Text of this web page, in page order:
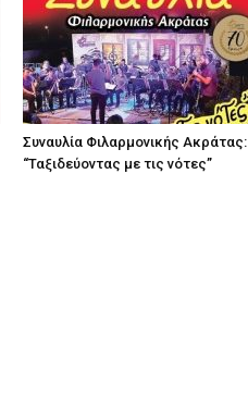
Συναυλία Φιλαρμονικής Ακράτας:
“Ταξιδεύοντας με τις νότες”